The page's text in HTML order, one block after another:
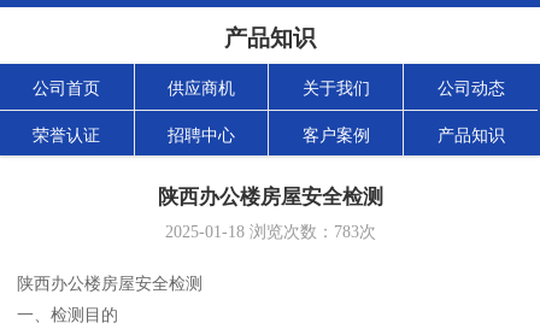
产品知识
公司首页 供应商机 关于我们 公司动态
荣誉认证 招聘中心 客户案例 产品知识
陕西办公楼房屋安全检测
2025-01-18浏览次数： 783次
陕西办公楼房屋安全检测
一、检测目的